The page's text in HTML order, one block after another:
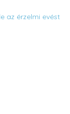
az érzelmi evést